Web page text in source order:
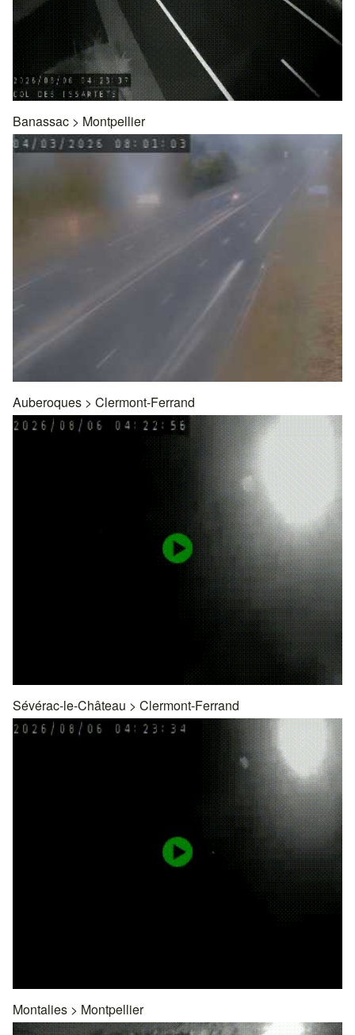
Banassac > Montpellier
Auberoques > Clermont-Ferrand
Sévérac-le-Château > Clermont-Ferrand
Montalies > Montpellier